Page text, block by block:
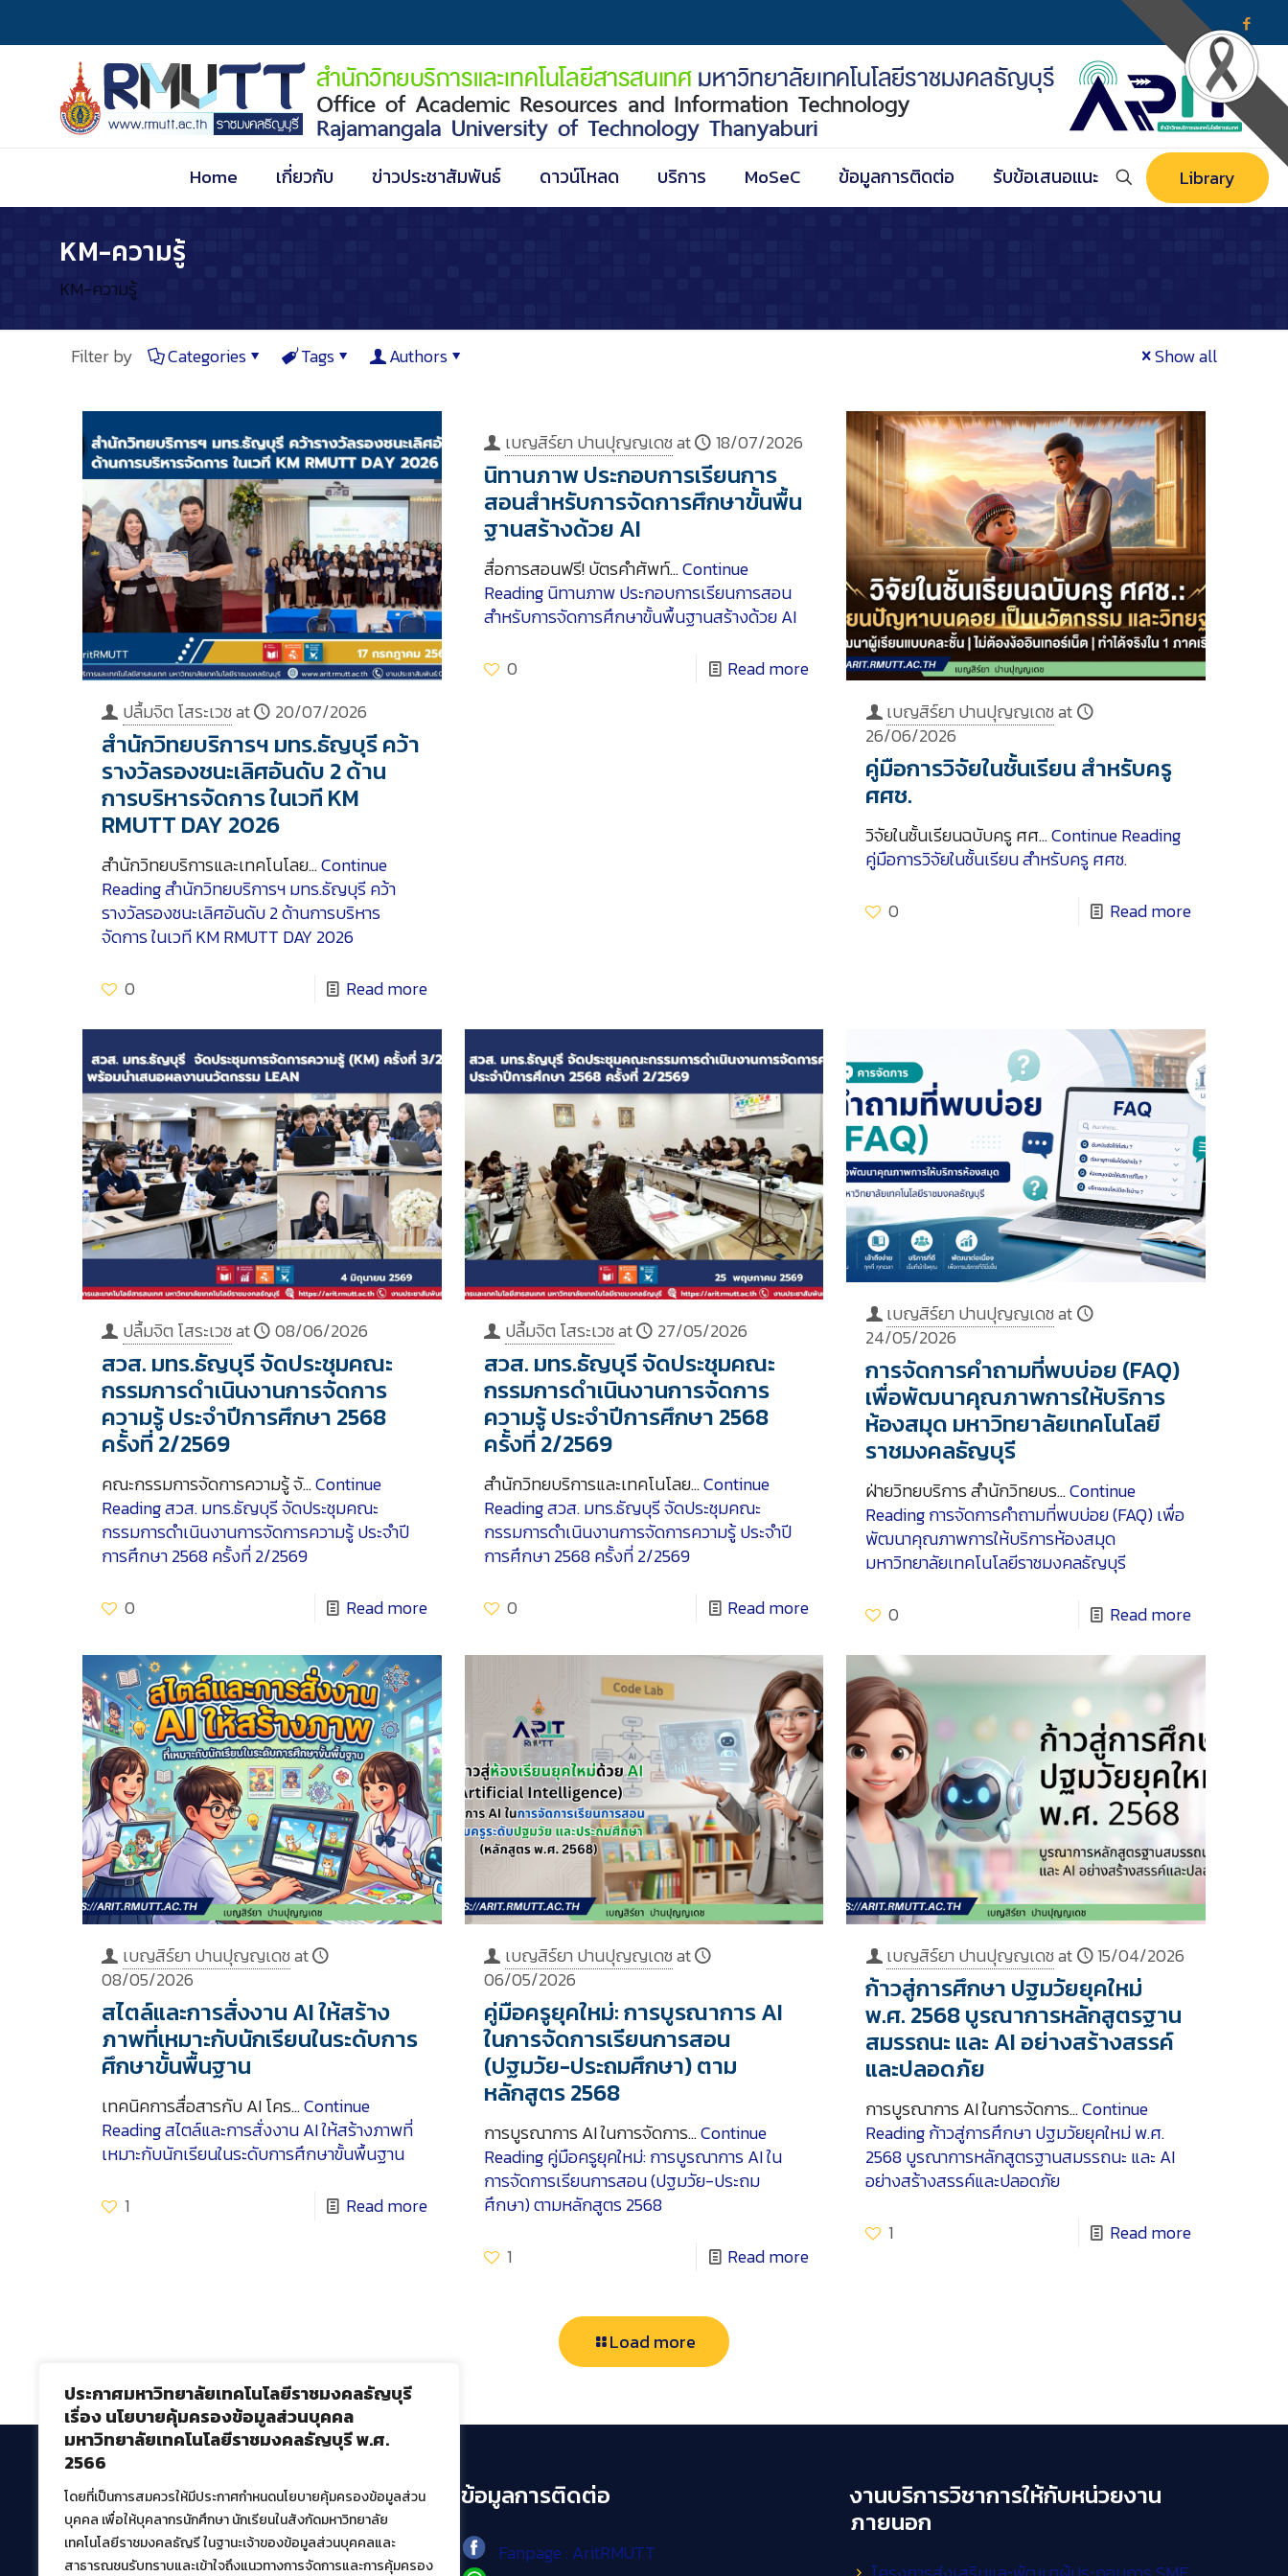
ประกาศมหาวิทยาลัยเทคโนโลยีราชมงคลธัญบุรี
เรื่อง นโยบายคุ้มครองข้อมูลส่วนบุคคล
มหาวิทยาลัยเทคโนโลยีราชมงคลธัญบุรี พ.ศ.
2566
โดยที่เป็นการสมควรให้มีประกาศกำหนดนโยบายคุ้มครองข้อมูลส่วน
บุคคล เพื่อให้บุคลากรนักศึกษา นักเรียนในสังกัดมหาวิทยาลัย
เทคโนโลยีราชมงคลธัญรี ในฐานะเจ้าของข้อมูลส่วนบุคคลและ
สาธารณชนรับทราบและเข้าใจถึงแนวทางการจัดการและการคุ้มครอง
Home เกี่ยวกับ ข่าวประชาสัมพันธ์ ดาวน์โหลด บริการ MoSeC ข้อมูลการติดต่อ รับข้อเสนอแนะ Library
KM-ความรู้
KM-ความรู้
Filter by Categories Tags Authors Show all
ปลื้มจิต โสระเวชat 20/07/2026
สำนักวิทยบริการฯ มทร.ธัญบุรี คว้า
รางวัลรองชนะเลิศอันดับ 2 ด้าน
การบริหารจัดการ ในเวที KM
RMUTT DAY 2026
สำนักวิทยบริการและเทคโนโลย…Continue
Readingสำนักวิทยบริการฯ มทร.ธัญบุรี คว้า
รางวัลรองชนะเลิศอันดับ 2 ด้านการบริหาร
จัดการ ในเวที KM RMUTT DAY 2026
0
Read more
เบญสิร์ยา ปานปุญญเดชat 18/07/2026
นิทานภาพ ประกอบการเรียนการ
สอนสำหรับการจัดการศึกษาขั้นพื้น
ฐานสร้างด้วย AI
สื่อการสอนฟรี! บัตรคำศัพท์…Continue
Readingนิทานภาพ ประกอบการเรียนการสอน
สำหรับการจัดการศึกษาขั้นพื้นฐานสร้างด้วย AI
0
Read more
เบญสิร์ยา ปานปุญญเดชat
26/06/2026
คู่มือการวิจัยในชั้นเรียน สำหรับครู
ศศช.
วิจัยในชั้นเรียนฉบับครู ศศ…Continue Reading
คู่มือการวิจัยในชั้นเรียน สำหรับครู ศศช.
0
Read more
ปลื้มจิต โสระเวชat 08/06/2026
สวส. มทร.ธัญบุรี จัดประชุมคณะ
กรรมการดำเนินงานการจัดการ
ความรู้ ประจำปีการศึกษา 2568
ครั้งที่ 2/2569
คณะกรรมการจัดการความรู้ จั…Continue
Readingสวส. มทร.ธัญบุรี จัดประชุมคณะ
กรรมการดำเนินงานการจัดการความรู้ ประจำปี
การศึกษา 2568 ครั้งที่ 2/2569
0
Read more
ปลื้มจิต โสระเวชat 27/05/2026
สวส. มทร.ธัญบุรี จัดประชุมคณะ
กรรมการดำเนินงานการจัดการ
ความรู้ ประจำปีการศึกษา 2568
ครั้งที่ 2/2569
สำนักวิทยบริการและเทคโนโลย…Continue
Readingสวส. มทร.ธัญบุรี จัดประชุมคณะ
กรรมการดำเนินงานการจัดการความรู้ ประจำปี
การศึกษา 2568 ครั้งที่ 2/2569
0
Read more
เบญสิร์ยา ปานปุญญเดชat
24/05/2026
การจัดการคำถามที่พบบ่อย (FAQ)
เพื่อพัฒนาคุณภาพการให้บริการ
ห้องสมุด มหาวิทยาลัยเทคโนโลยี
ราชมงคลธัญบุรี
ฝ่ายวิทยบริการ สำนักวิทยบร…Continue
Readingการจัดการคำถามที่พบบ่อย (FAQ) เพื่อ
พัฒนาคุณภาพการให้บริการห้องสมุด
มหาวิทยาลัยเทคโนโลยีราชมงคลธัญบุรี
0
Read more
เบญสิร์ยา ปานปุญญเดชat
08/05/2026
สไตล์และการสั่งงาน AI ให้สร้าง
ภาพที่เหมาะกับนักเรียนในระดับการ
ศึกษาขั้นพื้นฐาน
เทคนิคการสื่อสารกับ AI โคร…Continue
Readingสไตล์และการสั่งงาน AI ให้สร้างภาพที่
เหมาะกับนักเรียนในระดับการศึกษาขั้นพื้นฐาน
1
Read more
เบญสิร์ยา ปานปุญญเดชat
06/05/2026
คู่มือครูยุคใหม่: การบูรณาการ AI
ในการจัดการเรียนการสอน
(ปฐมวัย-ประถมศึกษา) ตาม
หลักสูตร 2568
การบูรณาการ AI ในการจัดการ…Continue
Readingคู่มือครูยุคใหม่: การบูรณาการ AI ใน
การจัดการเรียนการสอน (ปฐมวัย-ประถม
ศึกษา) ตามหลักสูตร 2568
1
Read more
เบญสิร์ยา ปานปุญญเดชat 15/04/2026
ก้าวสู่การศึกษา ปฐมวัยยุคใหม่
พ.ศ. 2568 บูรณาการหลักสูตรฐาน
สมรรถนะ และ AI อย่างสร้างสรรค์
และปลอดภัย
การบูรณาการ AI ในการจัดการ…Continue
Readingก้าวสู่การศึกษา ปฐมวัยยุคใหม่ พ.ศ.
2568 บูรณาการหลักสูตรฐานสมรรถนะ และ AI
อย่างสร้างสรรค์และปลอดภัย
1
Read more
Load more
สำนักวิทยบริการและเทคโนโลยีสารสนเทศ
มหาวิทยาลัยเทคโนโลยีราชมงคลธัญบุรี
39 หมู่ที่ 1 ตำบลคลองหก อำเภอคลองหลวง จังหวัด
ข้อมูลการติดต่อ
Fanpage : AritRMUTT
งานบริการวิชาการให้กับหน่วยงาน
ภายนอก